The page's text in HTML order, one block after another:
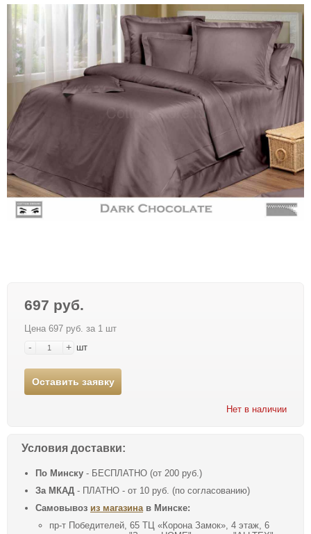
697 руб.
Цена 697 руб. за 1 шт
- + шт
Оставить заявку
Нет в наличии
Условия доставки:
По Минску - БЕСПЛАТНО (от 200 руб.)
За МКАД - ПЛАТНО - от 10 руб. (по согласованию)
Самовывоз из магазина в Минске:
пр-т Победителей, 65 ТЦ «Корона Замок», 4 этаж, 6